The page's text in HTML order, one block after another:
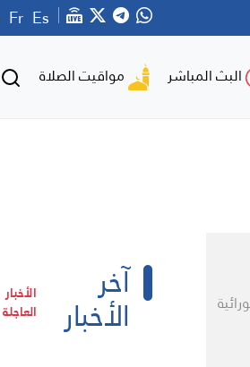
Fr Es
البث المباشر مواقيت الصلاة
آخر
الأخبار
الأخبار
العاجلة